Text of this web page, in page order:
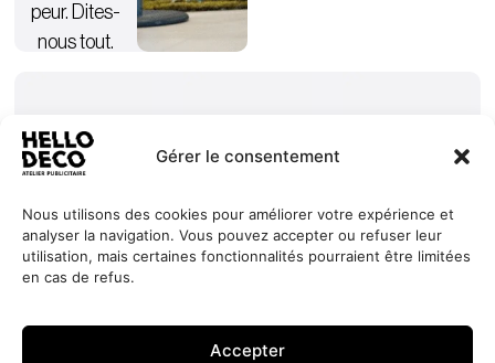
Gérer le consentement
Nous utilisons des cookies pour améliorer votre expérience et
analyser la navigation. Vous pouvez accepter ou refuser leur
utilisation, mais certaines fonctionnalités pourraient être limitées
en cas de refus.
Accepter
peur. Dites-
nous tout.
Services
Réalisations
Nos
engagements
+352 27
44 99 88
HELLO
DECO
L-8552